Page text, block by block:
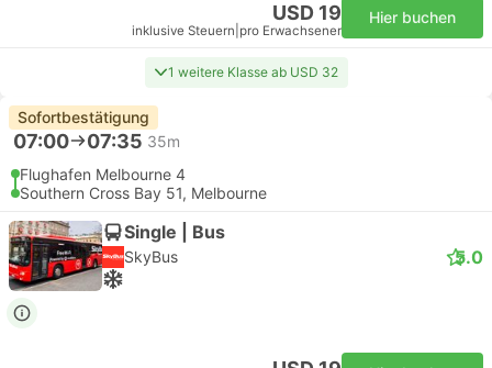
USD 19
inklusive Steuern pro Erwachsener
Hier buchen
1 weitere Klasse ab USD 32
Sofortbestätigung
07:00 07:35 35m
Flughafen Melbourne 4
Southern Cross Bay 51, Melbourne
Single | Bus
SkyBus 5.0